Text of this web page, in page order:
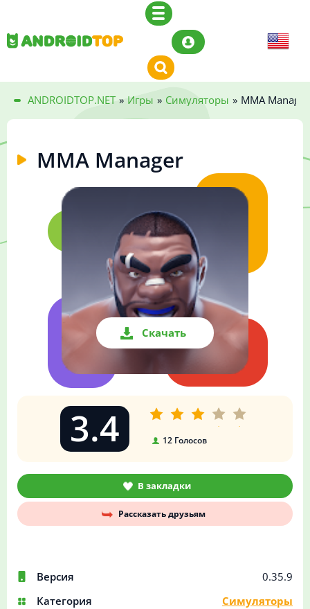
ANDROIDTOP.NET » Игры » Симуляторы » MMA Manager
MMA Manager
Скачать
Версия
0.35.9
Категория
Симуляторы
3.4 12 Голосов
В закладки
Рассказать друзьям